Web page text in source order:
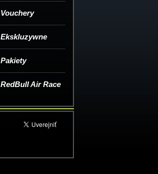
Vouchery
Ekskluzywne
Pakiety
RedBull Air Race